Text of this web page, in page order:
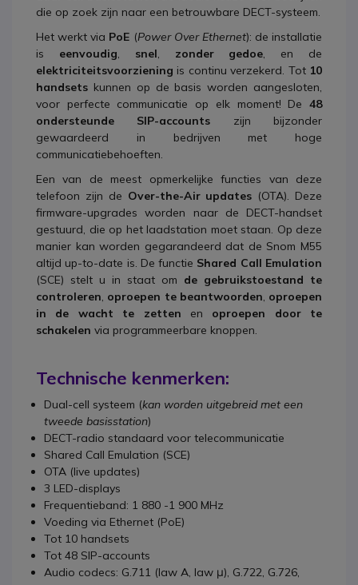
die op zoek zijn naar een betrouwbare DECT-systeem.
Het werkt via PoE (Power Over Ethernet): de installatie
is eenvoudig, snel, zonder gedoe, en de
elektriciteitsvoorziening is continu verzekerd. Tot 10
handsets kunnen op de basis worden aangesloten,
voor perfecte communicatie op elk moment! De 48
ondersteunde SIP-accounts zijn bijzonder
gewaardeerd in bedrijven met hoge
communicatiebehoeften.
Een van de meest opmerkelijke functies van deze
telefoon zijn de Over-the-Air updates (OTA). Deze
firmware-upgrades worden naar de DECT-handset
gestuurd, die op het laadstation moet staan. Op deze
manier kan worden gegarandeerd dat de Snom M55
altijd up-to-date is. De functie Shared Call Emulation
(SCE) stelt u in staat om de gebruikstoestand te
controleren, oproepen te beantwoorden, oproepen
in de wacht te zetten en oproepen door te
schakelen via programmeerbare knoppen.
Technische kenmerken:
Dual-cell systeem (kan worden uitgebreid met een
tweede basisstation)
DECT-radio standaard voor telecommunicatie
Shared Call Emulation (SCE)
OTA (live updates)
3 LED-displays
Frequentieband: 1 880 -1 900 MHz
Voeding via Ethernet (PoE)
Tot 10 handsets
Tot 48 SIP-accounts
Audio codecs: G.711 (law A, law μ), G.722, G.726,